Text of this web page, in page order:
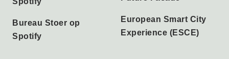
Bureau Stoer op
Spotify
European Smart City
Experience (ESCE)